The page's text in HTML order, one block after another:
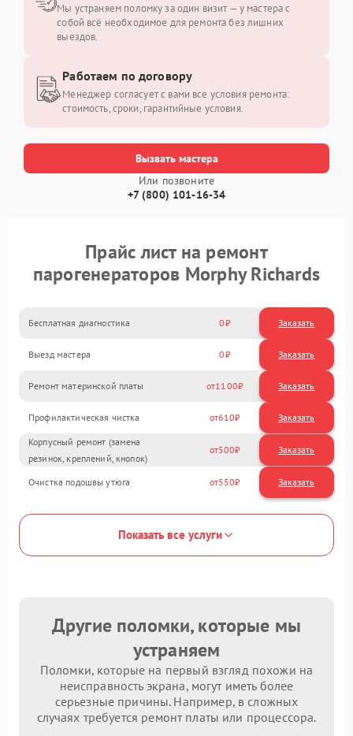
Вызвать мастера
Или позвоните
+7 (800) 101-16-34
Мы устраняем поломку за один визит — у мастера с
собой всё необходимое для ремонта без лишних
выездов.
Работаем по договору
Менеджер согласует с вами все условия ремонта:
стоимость, сроки, гарантийные условия.
Прайс лист на ремонт
парогенераторов Morphy Richards
Бесплатная диагностика 0 Заказать
Выезд мастера 0 Заказать
Ремонт материнской платы 1100
Профилактическая чистка 610
Корпусный ремонт (замена
резинок, креплений, кнопок)
500
Очистка подошвы утюга 550
Показать все услуги
Другие поломки, которые мы
устраняем
Поломки, которые на первый взгляд похожи на
неисправность экрана, могут иметь более
серьезные причины. Например, в сложных
случаях требуется ремонт платы или процессора.